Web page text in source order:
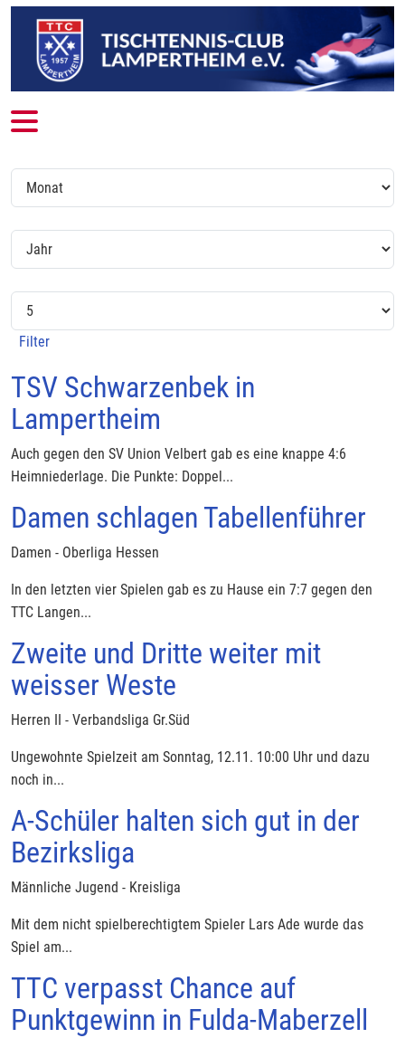
Mobile Menu Toggle
Filter
TSV Schwarzenbek in
Lampertheim
Auch gegen den SV Union Velbert gab es eine knappe 4:6
Heimniederlage. Die Punkte: Doppel...
Damen schlagen Tabellenführer
Damen - Oberliga Hessen
In den letzten vier Spielen gab es zu Hause ein 7:7 gegen den
TTC Langen...
Zweite und Dritte weiter mit
weisser Weste
Herren II - Verbandsliga Gr.Süd
Ungewohnte Spielzeit am Sonntag, 12.11. 10:00 Uhr und dazu
noch in...
A-Schüler halten sich gut in der
Bezirksliga
Männliche Jugend - Kreisliga
Mit dem nicht spielberechtigtem Spieler Lars Ade wurde das
Spiel am...
TTC verpasst Chance auf
Punktgewinn in Fulda-Maberzell